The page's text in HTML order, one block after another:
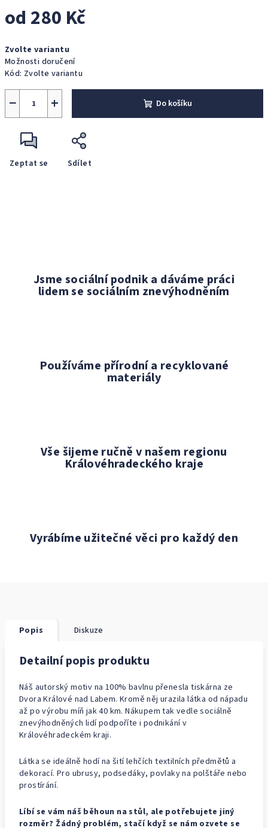
od 280 Kč
cena:
Zvolte variantu
Možnosti doručení
Kód: Zvolte variantu
+
− Do košíku
Zeptat se Sdílet
Jsme sociální podnik a dáváme práci
lidem se sociálním znevýhodněním
Používáme přírodní a recyklované
materiály
Vše šijeme ručně v našem regionu
Královéhradeckého kraje
Vyrábíme užitečné věci pro každý den
Popis Diskuze
Detailní popis produktu
Náš autorský motiv na 100% bavlnu přenesla tiskárna ze
Dvora Králové nad Labem. Kromě něj urazila látka od nápadu
až po výrobu míň jak 40 km. Nákupem tak vedle sociálně
znevýhodněných lidí podpoříte i podnikání v
Královéhradeckém kraji.
Látka se ideálně hodí na šití lehčích textilních předmětů a
dekorací. Pro ubrusy, podsedáky, povlaky na polštáře nebo
prostírání.
Líbí se vám náš běhoun na stůl, ale potřebujete jiný
rozměr? Žádný problém, stačí když se nám ozvete se